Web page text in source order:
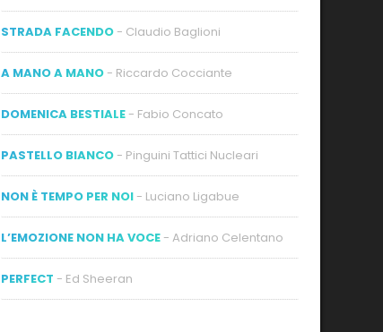
STRADA FACENDO - Claudio Baglioni
A MANO A MANO - Riccardo Cocciante
DOMENICA BESTIALE - Fabio Concato
PASTELLO BIANCO - Pinguini Tattici Nucleari
NON È TEMPO PER NOI - Luciano Ligabue
L’EMOZIONE NON HA VOCE - Adriano Celentano
PERFECT - Ed Sheeran